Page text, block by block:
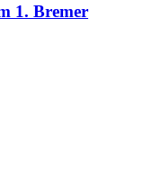
1. Bremer